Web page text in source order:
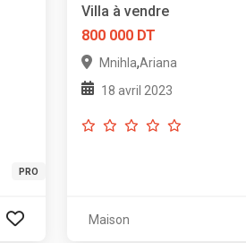
PRO
Villa à vendre
800 000 DT
Mnihla,Ariana
18 avril 2023
Maison